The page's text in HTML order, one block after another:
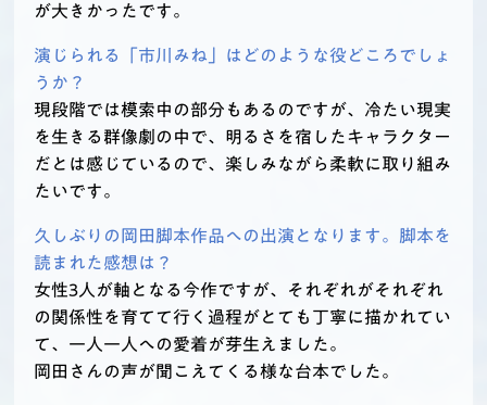
が大きかったです。
演じられる「市川みね」はどのような役どころでしょ
うか？
現段階では模索中の部分もあるのですが、冷たい現実
を生きる群像劇の中で、明るさを宿したキャラクター
だとは感じているので、楽しみながら柔軟に取り組み
たいです。
久しぶりの岡田脚本作品への出演となります。脚本を
読まれた感想は？
女性3人が軸となる今作ですが、それぞれがそれぞれ
の関係性を育てて行く過程がとても丁寧に描かれてい
て、一人一人への愛着が芽生えました。
岡田さんの声が聞こえてくる様な台本でした。